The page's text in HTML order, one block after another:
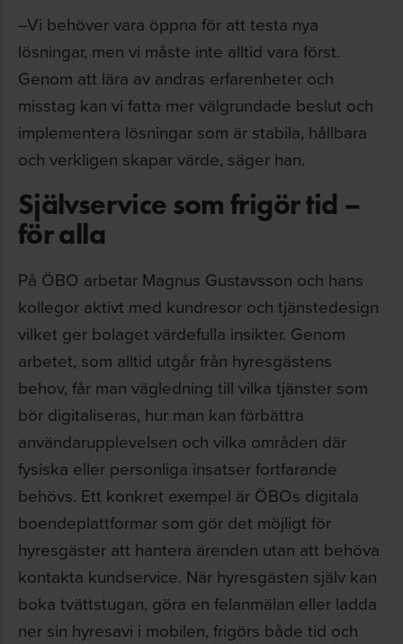
–Vi behöver vara öppna för att testa nya
lösningar, men vi måste inte alltid vara först.
Genom att lära av andras erfarenheter och
misstag kan vi fatta mer välgrundade beslut och
implementera lösningar som är stabila, hållbara
och verkligen skapar värde, säger han.
Självservice som frigör tid –
för alla
På ÖBO arbetar Magnus Gustavsson och hans
kollegor aktivt med kundresor och tjänstedesign
vilket ger bolaget värdefulla insikter. Genom
arbetet, som alltid utgår från hyresgästens
behov, får man vägledning till vilka tjänster som
bör digitaliseras, hur man kan förbättra
användarupplevelsen och vilka områden där
fysiska eller personliga insatser fortfarande
behövs. Ett konkret exempel är ÖBOs digitala
boendeplattformar som gör det möjligt för
hyresgäster att hantera ärenden utan att behöva
kontakta kundservice. När hyresgästen själv kan
boka tvättstugan, göra en felanmälan eller ladda
ner sin hyresavi i mobilen, frigörs både tid och